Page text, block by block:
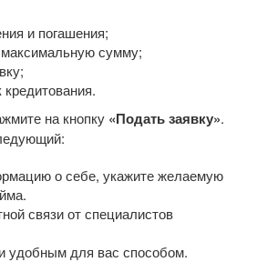
и погашения;
сумму;
на кнопку «Подать заявку».
о себе, укажите желаемую
связи от специалистов
удобным для вас способом.